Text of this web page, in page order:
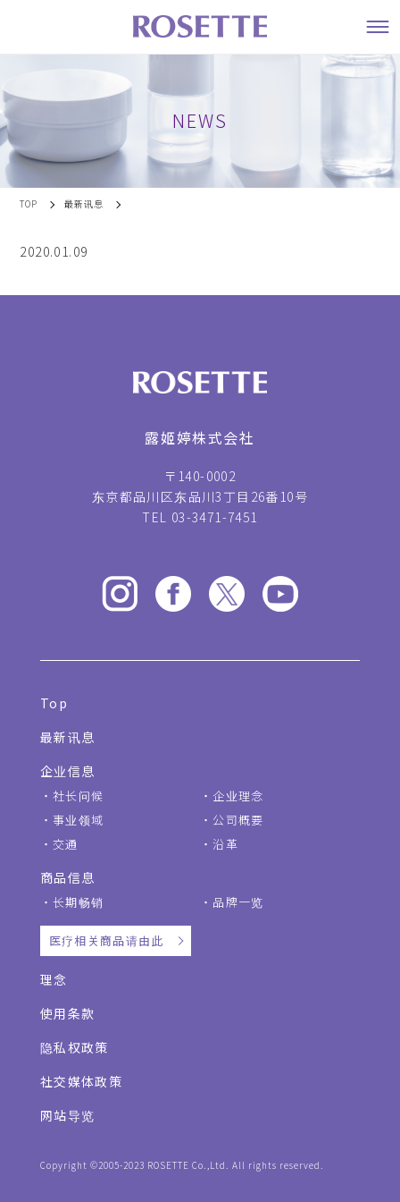
NEWS
TOP 最新讯息
2020.01.09
露姬婷株式会社
〒140-0002
东京都品川区东品川3丁目26番10号
TEL 03-3471-7451
Top
最新讯息
企业信息
社长问候
企业理念
事业领域
公司概要
交通
沿革
商品信息
长期畅销 品牌一览
医疗相关商品请由此
理念
使用条款
隐私权政策
社交媒体政策
网站导览
Copyright ©2005-2023 ROSETTE Co.,Ltd. All rights reserved.